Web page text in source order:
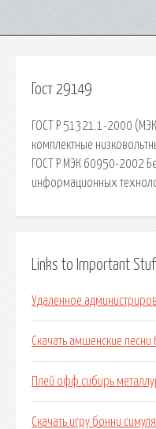
Гост 29149
ГОСТ Р 51321.1-2000
комплектные
ГОСТ Р МЭК 60950-2002
информационных
Links to Important
Удаленное
Скачать амшенские песни
Плей офф сибирь
Скачать игру бонни